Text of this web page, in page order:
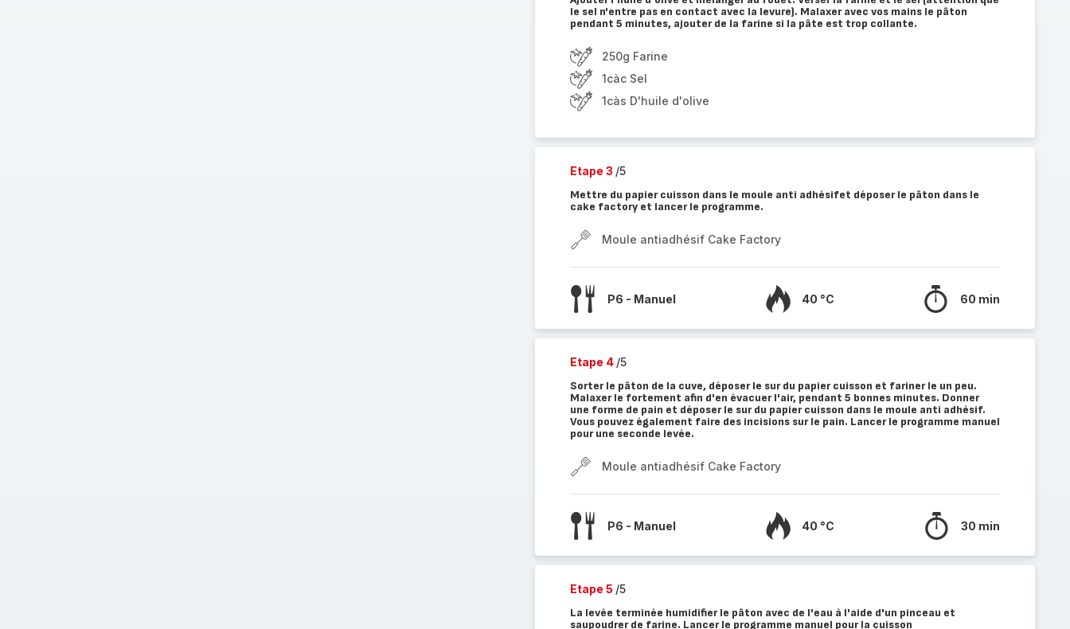
le sel n'entre pas en contact avec la levure). Malaxer avec vos mains le pâton
pendant 5 minutes, ajouter de la farine si la pâte est trop collante.
250g Farine
1càc Sel
1càs D'huile d'olive
Etape 3 /5
Mettre du papier cuisson dans le moule anti adhésifet déposer le pâton dans le
cake factory et lancer le programme.
Moule antiadhésif Cake Factory
P6 - Manuel 40 °C 60 min
Etape 4 /5
Sorter le pâton de la cuve, déposer le sur du papier cuisson et fariner le un peu.
Malaxer le fortement afin d'en évacuer l'air, pendant 5 bonnes minutes. Donner
une forme de pain et déposer le sur du papier cuisson dans le moule anti adhésif.
Vous pouvez également faire des incisions sur le pain. Lancer le programme manuel
pour une seconde levée.
Moule antiadhésif Cake Factory
P6 - Manuel 40 °C 30 min
Etape 5 /5
La levée terminée humidifier le pâton avec de l'eau à l'aide d'un pinceau et
saupoudrer de farine. Lancer le programme manuel pour la cuisson